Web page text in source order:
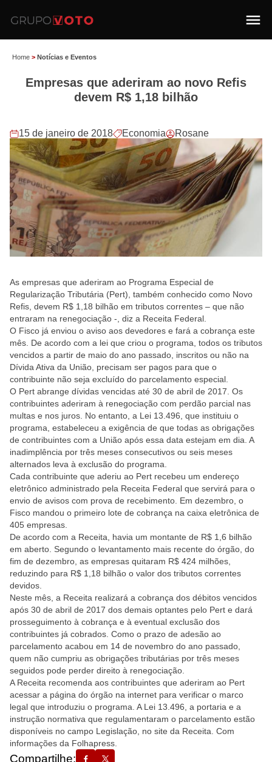
Home > Notícias e Eventos
Empresas que aderiram ao novo Refis
devem R$ 1,18 bilhão
15 de janeiro de 2018 Economia Rosane
As empresas que aderiram ao Programa Especial de
Regularização Tributária (Pert), também conhecido como Novo
Refis, devem R$ 1,18 bilhão em tributos correntes – que não
entraram na renegociação -, diz a Receita Federal.
O Fisco já enviou o aviso aos devedores e fará a cobrança este
mês. De acordo com a lei que criou o programa, todos os tributos
vencidos a partir de maio do ano passado, inscritos ou não na
Dívida Ativa da União, precisam ser pagos para que o
contribuinte não seja excluído do parcelamento especial.
O Pert abrange dívidas vencidas até 30 de abril de 2017. Os
contribuintes aderiram à renegociação com perdão parcial nas
multas e nos juros. No entanto, a Lei 13.496, que instituiu o
programa, estabeleceu a exigência de que todas as obrigações
de contribuintes com a União após essa data estejam em dia. A
inadimplência por três meses consecutivos ou seis meses
alternados leva à exclusão do programa.
Cada contribuinte que aderiu ao Pert recebeu um endereço
eletrônico administrado pela Receita Federal que servirá para o
envio de avisos com prova de recebimento. Em dezembro, o
Fisco mandou o primeiro lote de cobrança na caixa eletrônica de
405 empresas.
De acordo com a Receita, havia um montante de R$ 1,6 bilhão
em aberto. Segundo o levantamento mais recente do órgão, do
fim de dezembro, as empresas quitaram R$ 424 milhões,
reduzindo para R$ 1,18 bilhão o valor dos tributos correntes
devidos.
Neste mês, a Receita realizará a cobrança dos débitos vencidos
após 30 de abril de 2017 dos demais optantes pelo Pert e dará
prosseguimento à cobrança e à eventual exclusão dos
contribuintes já cobrados. Como o prazo de adesão ao
parcelamento acabou em 14 de novembro do ano passado,
quem não cumpriu as obrigações tributárias por três meses
seguidos pode perder direito à renegociação.
A Receita recomenda aos contribuintes que aderiram ao Pert
acessar a página do órgão na internet para verificar o marco
legal que introduziu o programa. A Lei 13.496, a portaria e a
instrução normativa que regulamentaram o parcelamento estão
disponíveis no campo Legislação, no site da Receita. Com
informações da Folhapress.
Compartilhe: